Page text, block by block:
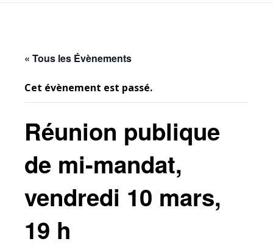
« Tous les Évènements
Cet évènement est passé.
Réunion publique
de mi-mandat,
vendredi 10 mars,
19 h